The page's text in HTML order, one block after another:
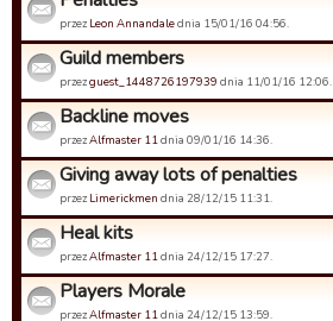
przez Leon Annandalednia 15/01/16 04:56.
Guild members
przezguest_1448726197939 dnia 11/01/16 12:06.
Backline moves
przezAlfmaster 11dnia 09/01/16 14:36.
Giving away lots of penalties
przez Limerickmen dnia 28/12/15 11:31.
Heal kits
przezAlfmaster 11dnia 24/12/15 17:27.
Players Morale
przezAlfmaster 11dnia 24/12/15 13:59.